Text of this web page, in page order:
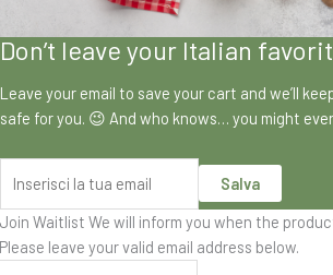
Don’t leave your Italian
Leave your email to save your cart and we’ll
safe for you. 😉 And who knows… you might
Salva
Join Waitlist We will inform you when the
Please leave your valid email address below.